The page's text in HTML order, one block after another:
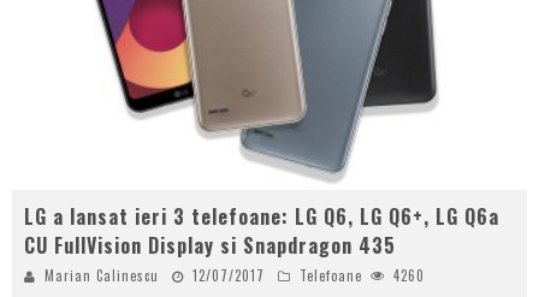
LG a lansat ieri 3 telefoane: LG Q6, LG Q6+, LG Q6a
CU FullVision Display si Snapdragon 435
Marian Calinescu 12/07/2017 Telefoane 4260